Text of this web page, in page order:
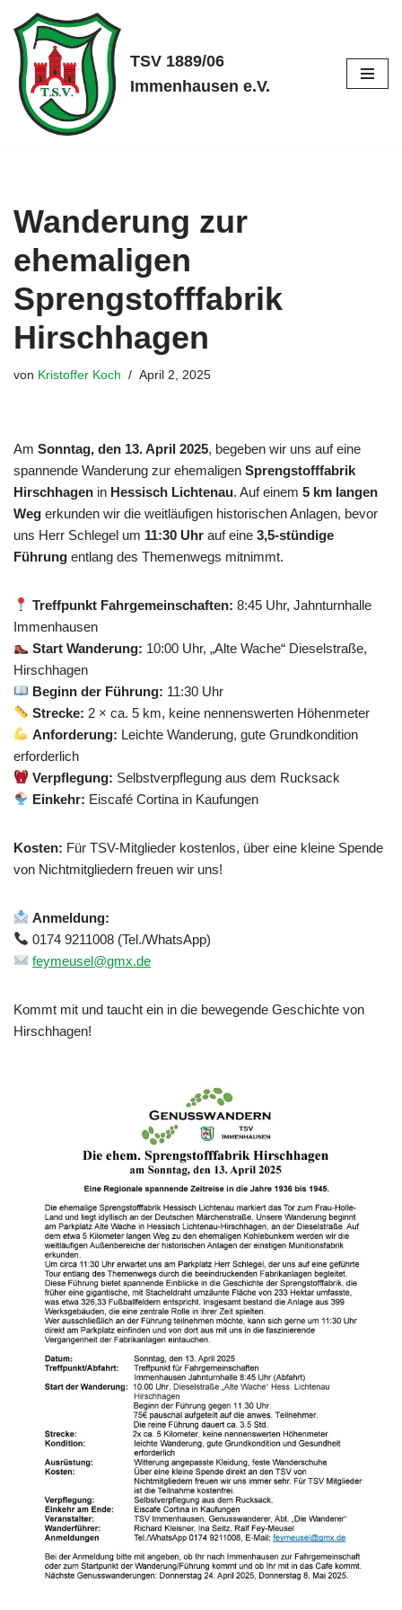
Zum
Inhalt
springen
TSV 1889/06
Immenhausen e.V.
Wanderung zur
ehemaligen
Sprengstofffabrik
Hirschhagen
von Kristoffer Koch April 2, 2025
Am Sonntag, den 13. April 2025, begeben wir uns auf eine
spannende Wanderung zur ehemaligen Sprengstofffabrik
Hirschhagen in Hessisch Lichtenau. Auf einem 5 km langen
Weg erkunden wir die weitläufigen historischen Anlagen, bevor
uns Herr Schlegel um 11:30 Uhr auf eine 3,5-stündige
Führung entlang des Themenwegs mitnimmt.
Treffpunkt Fahrgemeinschaften: 8:45 Uhr, Jahnturnhalle
Immenhausen
Start Wanderung: 10:00 Uhr, „Alte Wache“ Dieselstraße,
Hirschhagen
Beginn der Führung: 11:30 Uhr
Strecke: 2 × ca. 5 km, keine nennenswerten Höhenmeter
Anforderung: Leichte Wanderung, gute Grundkondition
erforderlich
Verpflegung: Selbstverpflegung aus dem Rucksack
Einkehr: Eiscafé Cortina in Kaufungen
Kosten: Für TSV-Mitglieder kostenlos, über eine kleine Spende
von Nichtmitgliedern freuen wir uns!
Anmeldung:
0174 9211008 (Tel./WhatsApp)
feymeusel@gmx.de
Kommt mit und taucht ein in die bewegende Geschichte von
Hirschhagen!